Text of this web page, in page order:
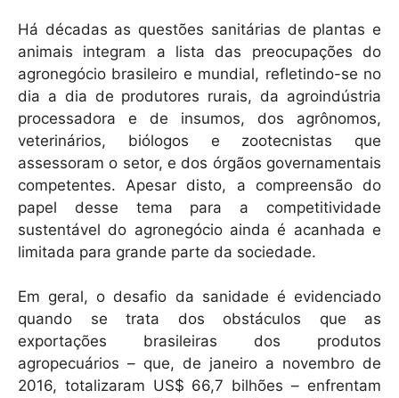
p
p
o
o
k
Há décadas as questões sanitárias de plantas e
animais integram a lista das preocupações do
agronegócio brasileiro e mundial, refletindo-se no
dia a dia de produtores rurais, da agroindústria
processadora e de insumos, dos agrônomos,
veterinários, biólogos e zootecnistas que
assessoram o setor, e dos órgãos governamentais
competentes. Apesar disto, a compreensão do
papel desse tema para a competitividade
sustentável do agronegócio ainda é acanhada e
limitada para grande parte da sociedade.
Em geral, o desafio da sanidade é evidenciado
quando se trata dos obstáculos que as
exportações brasileiras dos produtos
agropecuários – que, de janeiro a novembro de
2016, totalizaram US$ 66,7 bilhões – enfrentam